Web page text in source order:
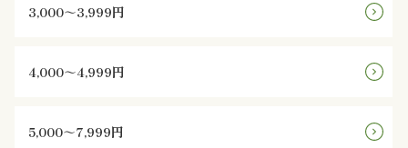
円
3,000
3,000～3,999円
4,000～4,999円
5,000～7,999円